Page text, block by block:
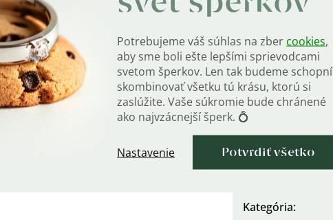
Potrebujeme váš súhlas na zber cookies,
aby sme boli ešte lepšími sprievodcami
svetom šperkov. Len tak budeme schopní
skombinovať všetku tú krásu, ktorú si
zaslúžite. Vaše súkromie bude chránené
ako najvzácnejší šperk. 💍
Nastavenie Potvrdiť všetko
puncovou značkou rýdzosti.
EAN
Farba:
Materiál:
?
Osadenie
Určenie:
Kategória: